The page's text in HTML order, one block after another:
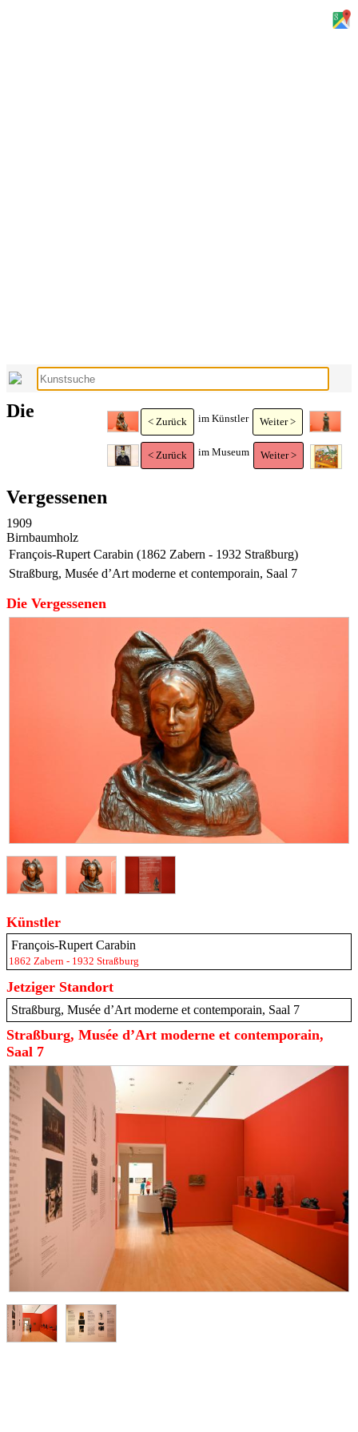
< Zurück im Künstler Weiter >
< Zurück im Museum Weiter >
Die
Vergessenen
1909
Birnbaumholz
François-Rupert Carabin (1862 Zabern - 1932 Straßburg)
Straßburg, Musée d’Art moderne et contemporain, Saal 7
Die Vergessenen
Künstler
François-Rupert Carabin
1862 Zabern - 1932 Straßburg
Jetziger Standort
Straßburg, Musée d’Art moderne et contemporain, Saal 7
Straßburg, Musée d’Art moderne et contemporain,
Saal 7